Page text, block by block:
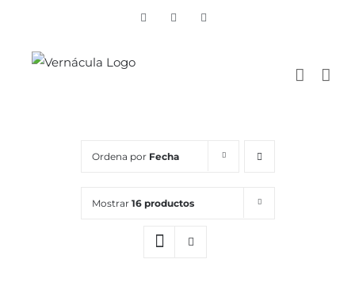
content
Vimeo Facebook
Ordena por Fecha
Mostrar 16 productos